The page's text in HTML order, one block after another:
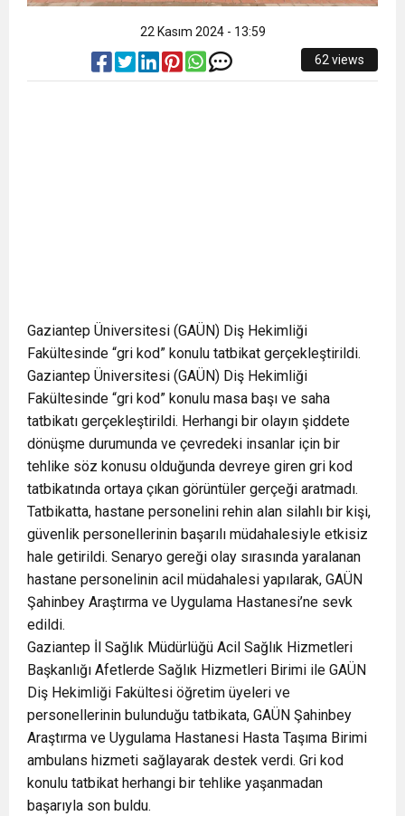
22 Kasım 2024 - 13:59
62 views
Gaziantep Üniversitesi (GAÜN) Diş Hekimliği
Fakültesinde “gri kod” konulu tatbikat gerçekleştirildi.
Gaziantep Üniversitesi (GAÜN) Diş Hekimliği
Fakültesinde “gri kod” konulu masa başı ve saha
tatbikatı gerçekleştirildi. Herhangi bir olayın şiddete
dönüşme durumunda ve çevredeki insanlar için bir
tehlike söz konusu olduğunda devreye giren gri kod
tatbikatında ortaya çıkan görüntüler gerçeği aratmadı.
Tatbikatta, hastane personelini rehin alan silahlı bir kişi,
güvenlik personellerinin başarılı müdahalesiyle etkisiz
hale getirildi. Senaryo gereği olay sırasında yaralanan
hastane personelinin acil müdahalesi yapılarak, GAÜN
Şahinbey Araştırma ve Uygulama Hastanesi’ne sevk
edildi.
Gaziantep İl Sağlık Müdürlüğü Acil Sağlık Hizmetleri
Başkanlığı Afetlerde Sağlık Hizmetleri Birimi ile GAÜN
Diş Hekimliği Fakültesi öğretim üyeleri ve
personellerinin bulunduğu tatbikata, GAÜN Şahinbey
Araştırma ve Uygulama Hastanesi Hasta Taşıma Birimi
ambulans hizmeti sağlayarak destek verdi. Gri kod
konulu tatbikat herhangi bir tehlike yaşanmadan
başarıyla son buldu.